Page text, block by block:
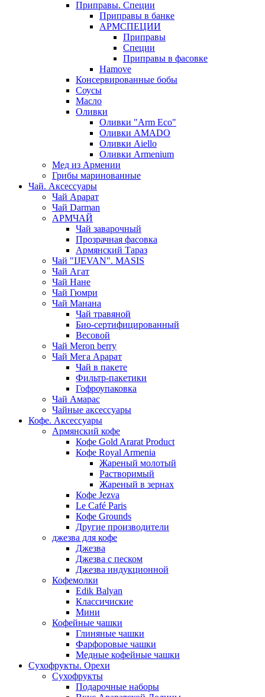
Приправы. Специи
Приправы в банке
АРМСПЕЦИИ
Приправы
Специи
Приправы в фасовке
Hamove
Консервированные бобы
Соусы
Масло
Оливки
Оливки "Arm Eco"
Оливки AMADO
Оливки Aiello
Оливки Armenium
Мед из Армении
Грибы маринованные
Чай. Аксессуары
Чай Арарат
Чай Darman
АРМЧАЙ
Чай заварочный
Прозрачная фасовка
Армянский Тараз
Чай "IJEVAN". MASIS
Чай Агат
Чай Нане
Чай Гюмри
Чай Манана
Чай травяной
Био-сертифицированный
Весовой
Чай Meron berry
Чай Мега Арарат
Чай в пакете
Фильтр-пакетики
Гофроупаковка
Чай Амарас
Чайные аксессуары
Кофе. Аксессуары
Армянский кофе
Кофе Gold Ararat Product
Кофе Royal Armenia
Жареный молотый
Растворимый
Жареный в зернах
Кофе Jezva
Le Café Paris
Кофе Grounds
Другие производители
джезва для кофе
Джезва
Джезва с песком
Джезва индукционной
Кофемолки
Edik Balyan
Классичиские
Мини
Кофейные чашки
Глиняные чашки
Фарфоровые чашки
Медные кофейные чашки
Сухофрукты. Орехи
Сухофрукты
Подарочные наборы